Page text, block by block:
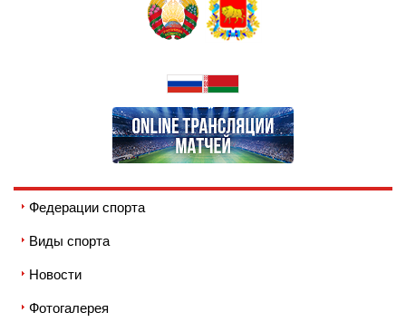
Федерации спорта
Виды спорта
Новости
Фотогалерея